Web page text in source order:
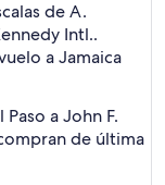
de A.
Intl..
a Jamaica
a John F.
de última